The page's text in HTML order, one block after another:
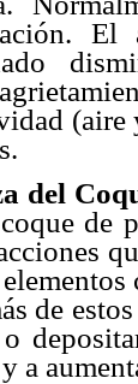
El
(aire
del
de
de
a